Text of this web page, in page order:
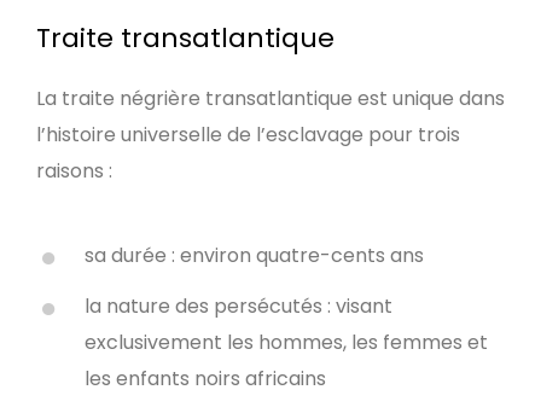
Traite transatlantique
La traite négrière transatlantique est unique dans
l’histoire universelle de l’esclavage pour trois
raisons :
sa durée : environ quatre-cents ans
la nature des persécutés : visant
exclusivement les hommes, les femmes et
les enfants noirs africains